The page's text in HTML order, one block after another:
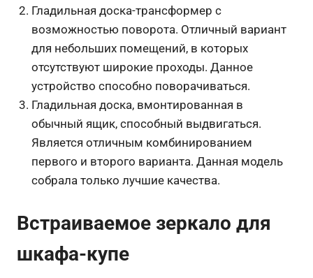
Гладильная доска-трансформер с
возможностью поворота. Отличный вариант
для небольших помещений, в которых
отсутствуют широкие проходы. Данное
устройство способно поворачиваться.
Гладильная доска, вмонтированная в
обычный ящик, способный выдвигаться.
Является отличным комбинированием
первого и второго варианта. Данная модель
собрала только лучшие качества.
Встраиваемое зеркало для
шкафа-купе